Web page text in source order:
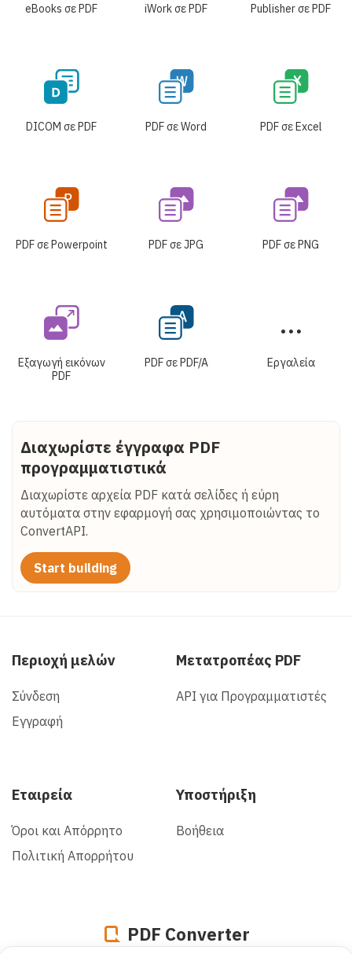
eBooks σε PDF iWork σε PDF Publisher σε PDF
DICOM σε PDF PDF σε Word PDF σε Excel
PDF σε Powerpoint PDF σε JPG PDF σε PNG
Εξαγωγή εικόνων
PDF
PDF σε PDF/A Εργαλεία
Διαχωρίστε έγγραφα PDF
προγραμματιστικά
Διαχωρίστε αρχεία PDF κατά σελίδες ή εύρη
αυτόματα στην εφαρμογή σας χρησιμοποιώντας το
ConvertAPI.
Start building
Περιοχή μελών
Σύνδεση
Εγγραφή
Μετατροπέας PDF
API για Προγραμματιστές
Εταιρεία
Όροι και Απόρρητο
Πολιτική Απορρήτου
Υποστήριξη
Βοήθεια
PDF Converter